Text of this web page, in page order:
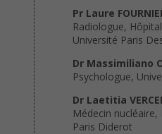
Pr Laure
Radiologue,
Université Paris
Dr Massimiliano
Psychologue,
Dr Laetitia
Médecin
Paris Diderot